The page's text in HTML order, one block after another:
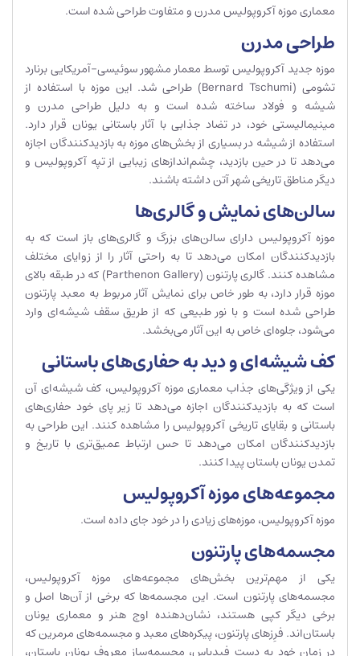
معماری موزه آکروپولیس مدرن و متفاوت طراحی شده است.
طراحی مدرن
موزه جدید آکروپولیس توسط معمار مشهور سوئیسی-آمریکایی برنارد
تشومی (Bernard Tschumi) طراحی شد. این موزه با استفاده از
شیشه و فولاد ساخته شده است و به دلیل طراحی مدرن و
مینیمالیستی خود، در تضاد جذابی با آثار باستانی یونان قرار دارد.
استفاده از شیشه در بسیاری از بخش‌های موزه به بازدیدکنندگان اجازه
می‌دهد تا در حین بازدید، چشم‌اندازهای زیبایی از تپه آکروپولیس و
دیگر مناطق تاریخی شهر آتن داشته باشند.
سالن‌های نمایش و گالری‌ها
موزه آکروپولیس دارای سالن‌های بزرگ و گالری‌های باز است که به
بازدیدکنندگان امکان می‌دهد تا به راحتی آثار را از زوایای مختلف
مشاهده کنند. گالری پارتنون (Parthenon Gallery) که در طبقه بالای
موزه قرار دارد، به طور خاص برای نمایش آثار مربوط به معبد پارتنون
طراحی شده است و با نور طبیعی که از طریق سقف شیشه‌ای وارد
می‌شود، جلوه‌ای خاص به این آثار می‌بخشد.
کف شیشه‌ای و دید به حفاری‌های باستانی
یکی از ویژگی‌های جذاب معماری موزه آکروپولیس، کف شیشه‌ای آن
است که به بازدیدکنندگان اجازه می‌دهد تا زیر پای خود حفاری‌های
باستانی و بقایای تاریخی آکروپولیس را مشاهده کنند. این طراحی به
بازدیدکنندگان امکان می‌دهد تا حس ارتباط عمیق‌تری با تاریخ و
تمدن یونان باستان پیدا کنند.
مجموعه‌های موزه آکروپولیس
موزه آکروپولیس، موزه‌های زیادی را در خود جای داده است.
مجسمه‌های پارتنون
یکی از مهم‌ترین بخش‌های مجموعه‌های موزه آکروپولیس،
مجسمه‌های پارتنون است. این مجسمه‌ها که برخی از آن‌ها اصل و
برخی دیگر کپی هستند، نشان‌دهنده اوج هنر و معماری یونان
باستان‌اند. فرِزهای پارتنون، پیکره‌های معبد و مجسمه‌های مرمرین که
در زمان خود به دست فیدیاس، مجسمه‌ساز معروف یونان باستان،